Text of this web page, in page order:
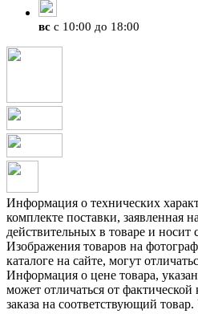
вс с 10:00 до 18:00
Информация о технических
комплекте поставки, заявленная
действительных в товаре и носит
Изображения товаров на
каталоге на сайте, могут
Информация о цене товара,
может отличаться от
заказа на соответствующий